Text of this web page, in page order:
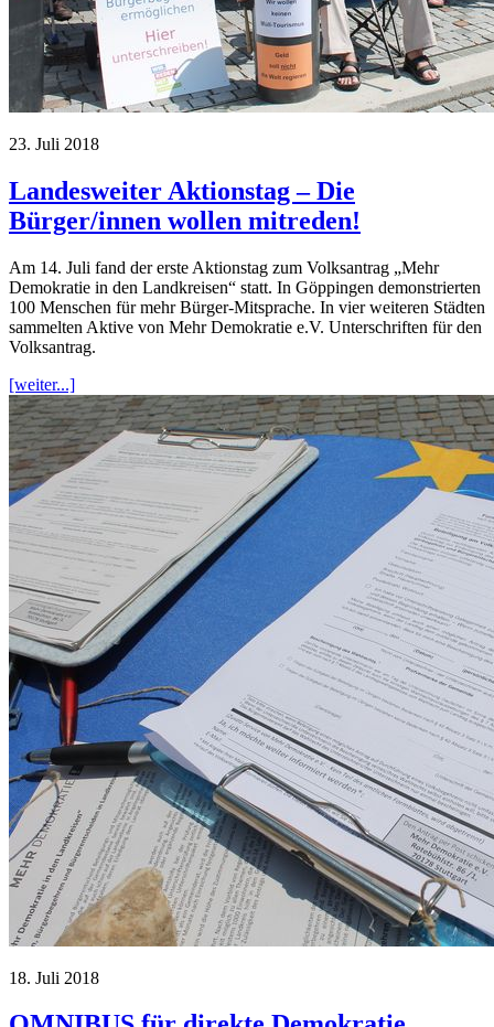
23. Juli 2018
Landesweiter Aktionstag – Die
Bürger/innen wollen mitreden!
Am 14. Juli fand der erste Aktionstag zum Volksantrag „Mehr
Demokratie in den Landkreisen“ statt. In Göppingen demonstrierten
100 Menschen für mehr Bürger-Mitsprache. In vier weiteren Städten
sammelten Aktive von Mehr Demokratie e.V. Unterschriften für den
Volksantrag.
[weiter...]
18. Juli 2018